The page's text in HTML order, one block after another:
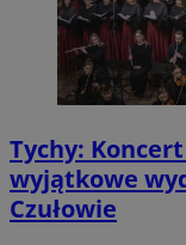
Tychy:
wyjątkowe
Czułowie